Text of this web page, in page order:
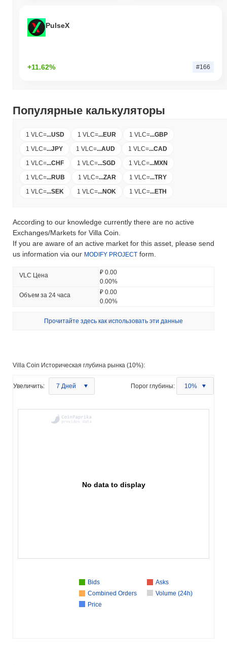
PulseX
+11.62% #166
Популярные калькуляторы
1 VLC=...USD 1 VLC=...EUR 1 VLC=...GBP
1 VLC=...JPY 1 VLC=...AUD 1 VLC=...CAD
1 VLC=...CHF 1 VLC=...SGD 1 VLC=...MXN
1 VLC=...RUB 1 VLC=...ZAR 1 VLC=...TRY
1 VLC=...SEK 1 VLC=...NOK 1 VLC=...ETH
According to our knowledge currently there are no active
Exchanges/Markets for Villa Coin.
If you are aware of an active market for this asset, please send
us information via our MODIFY PROJECT form.
VLC Цена
₽ 0.00
0.00%
Объем за 24 часа
₽ 0.00
0.00%
Прочитайте здесь как использовать эти данные
Villa Coin Историческая глубина рынка (10%):
Увеличить: 7 Дней Порог глубины: 10%
No data to display
Bids
Asks
Combined Orders
Volume (24h)
Price